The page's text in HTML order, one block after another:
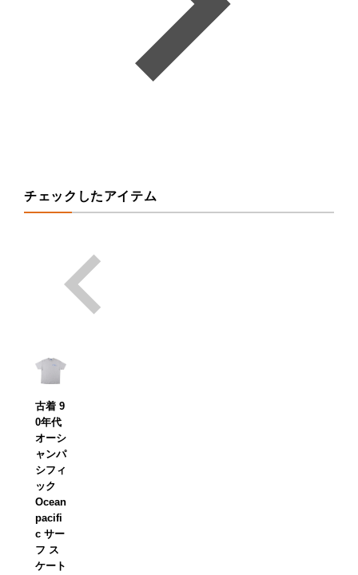
チェックしたアイテム
古着 9
0年代
オーシ
ャンパ
シフィ
ック
Ocean
pacifi
c サー
フ ス
ケート